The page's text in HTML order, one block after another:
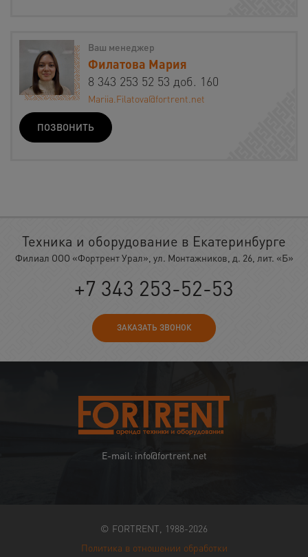
Ваш менеджер
Филатова Мария
8 343 253 52 53 доб. 160
Mariia.Filatova@fortrent.net
ПОЗВОНИТЬ
Техника и оборудование в Екатеринбурге
Филиал ООО «Фортрент Урал», ул. Монтажников, д. 26, лит. «Б»
+7 343 253-52-53
ЗАКАЗАТЬ ЗВОНОК
E-mail: info@fortrent.net
© FORTRENT, 1988-2026
Политика в отношении обработки